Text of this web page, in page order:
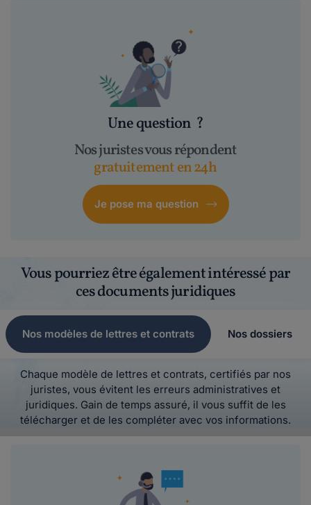
Une question ?
Nos juristes vous répondent
gratuitement en 24h
Je pose ma question
Vous pourriez être également intéressé par
ces documents juridiques
Nos modèles de lettres et contrats Nos dossiers
Chaque modèle de lettres et contrats, certifiés par nos
juristes, vous évitent les erreurs administratives et
juridiques. Gain de temps assuré, il vous suffit de les
télécharger et de les compléter avec vos informations.